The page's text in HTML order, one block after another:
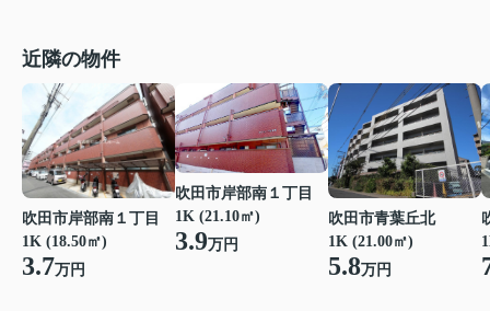
近隣の物件
吹田市岸部南１丁目
1K (18.50㎡)
3.7万円
吹田市岸部南１丁目
1K (21.10㎡)
3.9万円
吹田市青葉丘北
1K (21.00㎡)
5.8万円